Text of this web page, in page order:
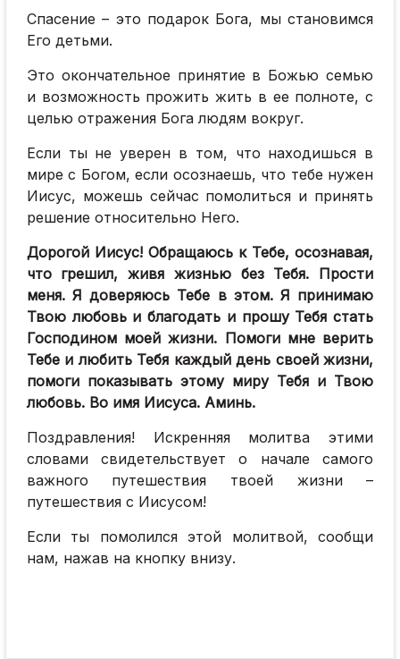
Спасение – это подарок Бога, мы становимся
Его детьми.
Это окончательное принятие в Божью семью
и возможность прожить жить в ее полноте, с
целью отражения Бога людям вокруг.
Если ты не уверен в том, что находишься в
мире с Богом, если осознаешь, что тебе нужен
Иисус, можешь сейчас помолиться и принять
решение относительно Него.
Дорогой Иисус! Обращаюсь к Тебе, осознавая,
что грешил, живя жизнью без Тебя. Прости
меня. Я доверяюсь Тебе в этом. Я принимаю
Твою любовь и благодать и прошу Тебя стать
Господином моей жизни. Помоги мне верить
Тебе и любить Тебя каждый день своей жизни,
помоги показывать этому миру Тебя и Твою
любовь. Во имя Иисуса. Аминь.
Поздравления! Искренняя молитва этими
словами свидетельствует о начале самого
важного путешествия твоей жизни –
путешествия с Иисусом!
Если ты помолился этой молитвой, сообщи
нам, нажав на кнопку внизу.